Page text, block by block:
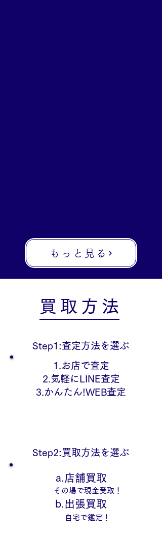
もっと見る
買取方法
Step1:査定方法を選ぶ
1.お店で査定
2.気軽にLINE査定
​3.かんたん!WEB査定
Step2:買取方法を選ぶ
a.店舗買取
その場で現金受取！
b.出張買取
自宅で鑑定！